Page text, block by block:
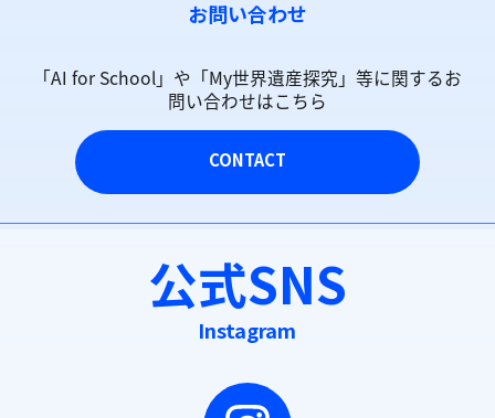
お問い合わせ
「AI for School」や「My世界遺産探究」等に関するお
問い合わせはこちら
CONTACT
公式SNS
Instagram